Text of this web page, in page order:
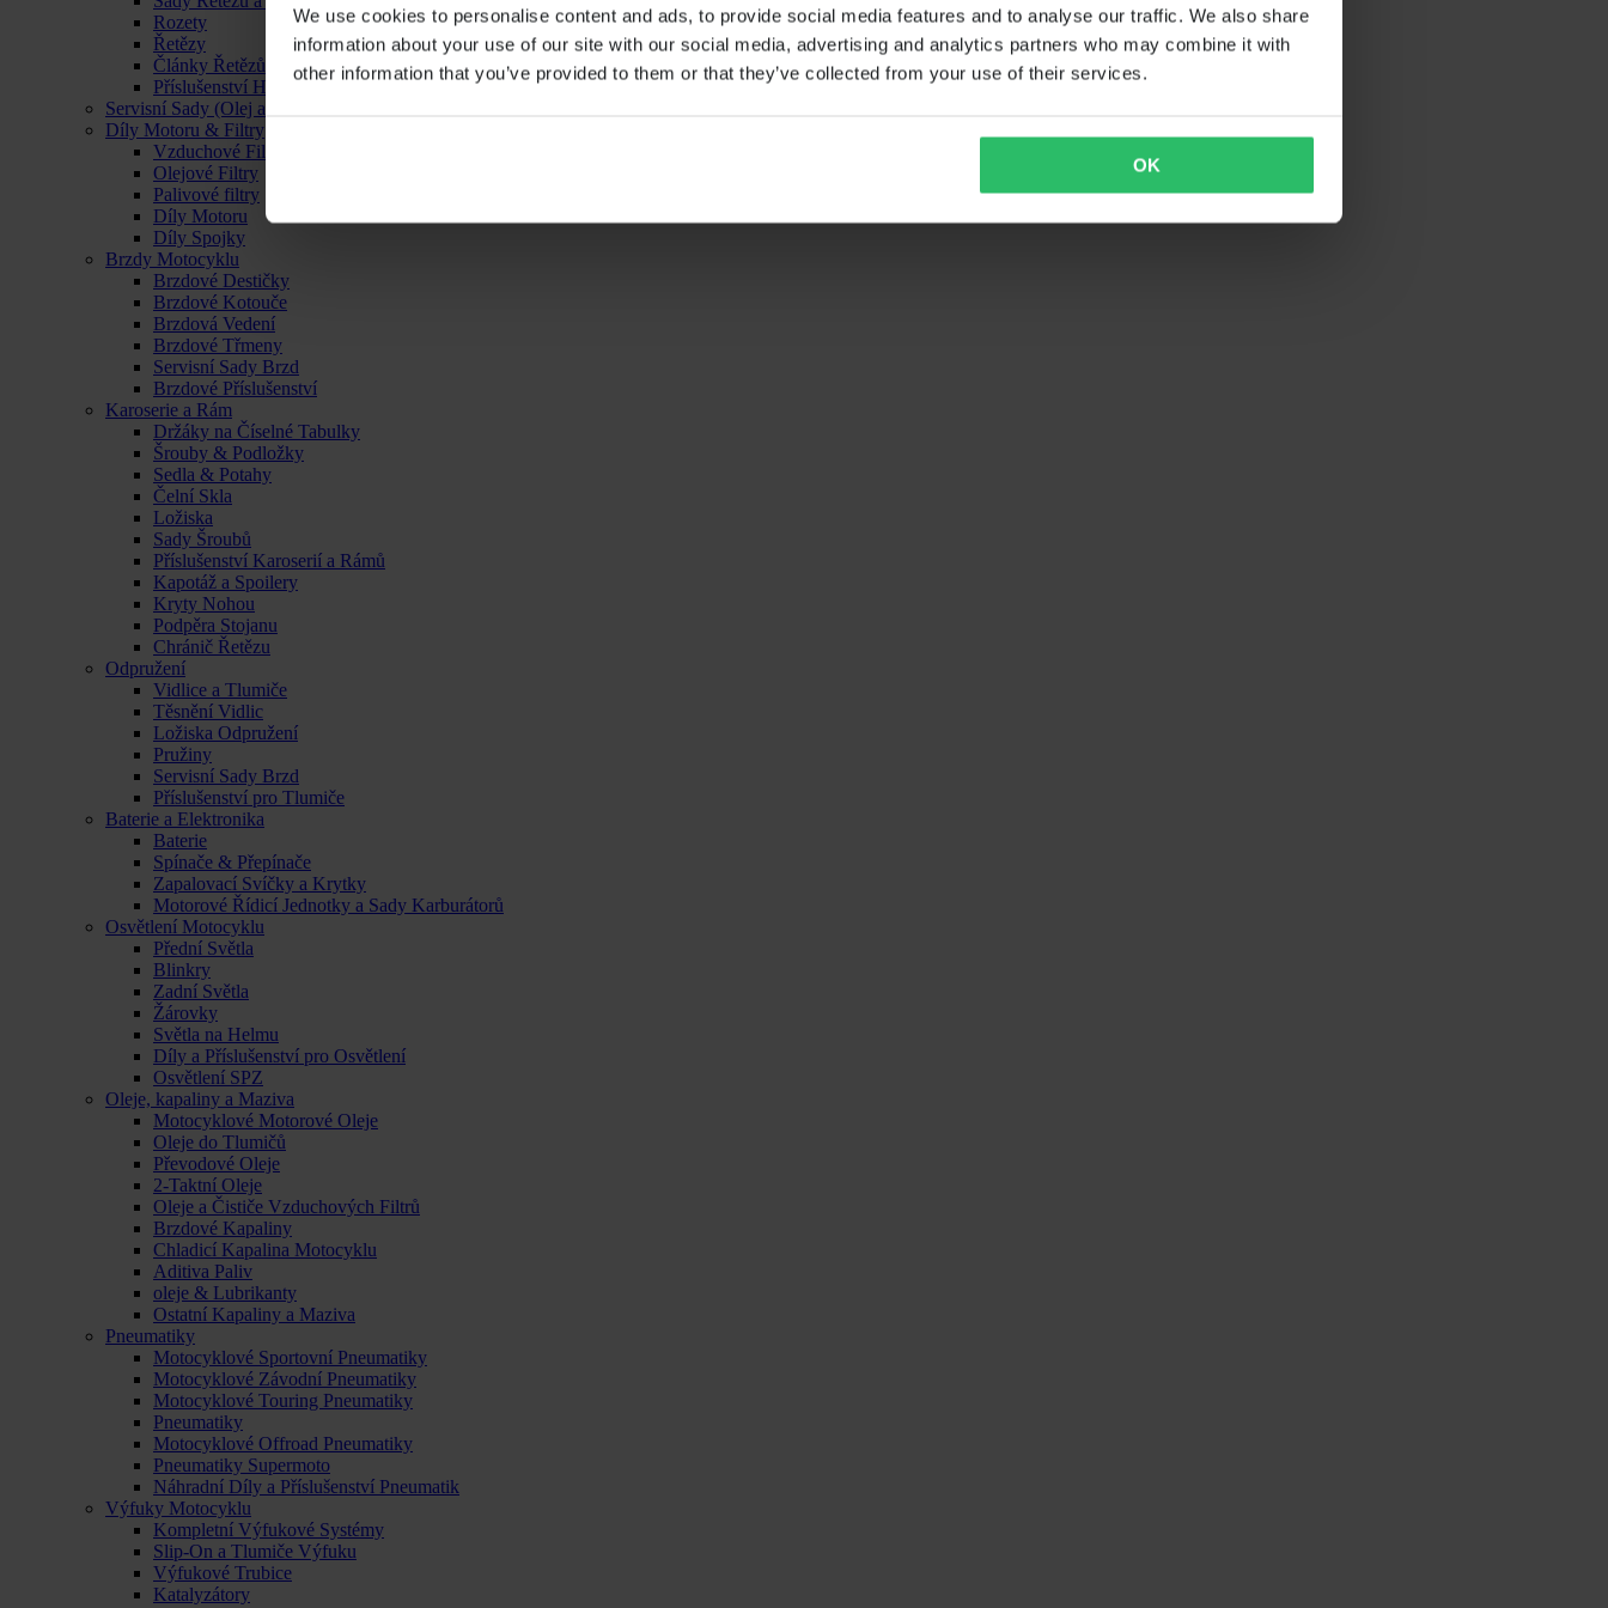
We use cookies to personalise content and ads, to provide social media features and to analyse our traffic. We also share
information about your use of our site with our social media, advertising and analytics partners who may combine it with
other information that you’ve provided to them or that they’ve collected from your use of their services.
OK
Rozety
Řetězy
Články Řetězů
Příslušenství Hnacího Ústrojí
Servisní Sady (Olej a Filtr)
Díly Motoru & Filtry
Vzduchové Filtry
Olejové Filtry
Palivové filtry
Díly Motoru
Díly Spojky
Brzdy Motocyklu
Brzdové Destičky
Brzdové Kotouče
Brzdová Vedení
Brzdové Třmeny
Servisní Sady Brzd
Brzdové Příslušenství
Karoserie a Rám
Držáky na Číselné Tabulky
Šrouby & Podložky
Sedla & Potahy
Čelní Skla
Ložiska
Sady Šroubů
Příslušenství Karoserií a Rámů
Kapotáž a Spoilery
Kryty Nohou
Podpěra Stojanu
Chránič Řetězu
Odpružení
Vidlice a Tlumiče
Těsnění Vidlic
Ložiska Odpružení
Pružiny
Servisní Sady Brzd
Příslušenství pro Tlumiče
Baterie a Elektronika
Baterie
Spínače & Přepínače
Zapalovací Svíčky a Krytky
Motorové Řídicí Jednotky a Sady Karburátorů
Osvětlení Motocyklu
Přední Světla
Blinkry
Zadní Světla
Žárovky
Světla na Helmu
Díly a Příslušenství pro Osvětlení
Osvětlení SPZ
Oleje, kapaliny a Maziva
Motocyklové Motorové Oleje
Oleje do Tlumičů
Převodové Oleje
2-Taktní Oleje
Oleje a Čističe Vzduchových Filtrů
Brzdové Kapaliny
Chladicí Kapalina Motocyklu
Aditiva Paliv
oleje & Lubrikanty
Ostatní Kapaliny a Maziva
Pneumatiky
Motocyklové Sportovní Pneumatiky
Motocyklové Závodní Pneumatiky
Motocyklové Touring Pneumatiky
Pneumatiky
Motocyklové Offroad Pneumatiky
Pneumatiky Supermoto
Náhradní Díly a Příslušenství Pneumatik
Výfuky Motocyklu
Kompletní Výfukové Systémy
Slip-On a Tlumiče Výfuku
Výfukové Trubice
Katalyzátory